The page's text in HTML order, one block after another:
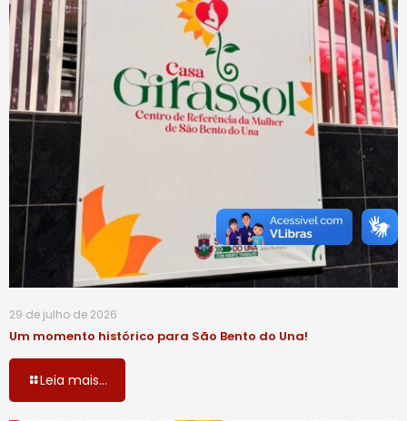
29 de julho de 2026
Um momento histórico para São Bento do Una!
Leia mais...